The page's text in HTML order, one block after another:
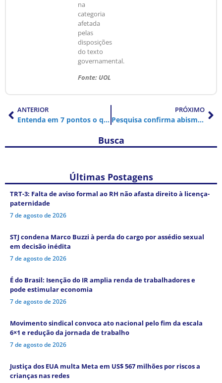
na
categoria
afetada
pelas
disposições
do texto
governamental.
Fonte: UOL
ANTERIOR
Entenda em 7 pontos o que muda nas compras de até US$ 50 a partir desta terça-feira
PRÓXIMO
Pesquisa confirma abismo salarial entre mulheres negras e homens brancos
Busca
Últimas Postagens
TRT-3: Falta de aviso formal ao RH não afasta direito à licença-
paternidade
7 de agosto de 2026
STJ condena Marco Buzzi à perda do cargo por assédio sexual
em decisão inédita
7 de agosto de 2026
É do Brasil: Isenção do IR amplia renda de trabalhadores e
pode estimular economia
7 de agosto de 2026
Movimento sindical convoca ato nacional pelo fim da escala
6×1 e redução da jornada de trabalho
7 de agosto de 2026
Justiça dos EUA multa Meta em US$ 567 milhões por riscos a
crianças nas redes